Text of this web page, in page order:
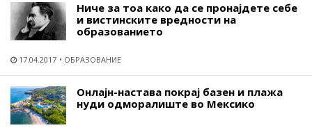
Ниче за тоа како да се пронајдете себе
и вистинските вредности на
образованието
17.04.2017 ОБРАЗОВАНИЕ
Онлајн-настава покрај базен и плажа
нуди одморалиште во Мексико